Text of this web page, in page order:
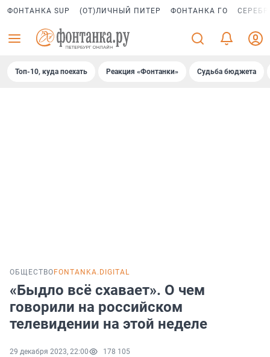
ФОНТАНКА SUP (ОТ)ЛИЧНЫЙ ПИТЕР ФОНТАНКА ГО
Топ-10, куда поехать Реакция «Фонтанки» Судьба бюджета
ОБЩЕСТВО FONTANKA.DIGITAL
«Быдло всё схавает». О чем
говорили на российском
телевидении на этой неделе
29 декабря 2023, 22:00 178 105